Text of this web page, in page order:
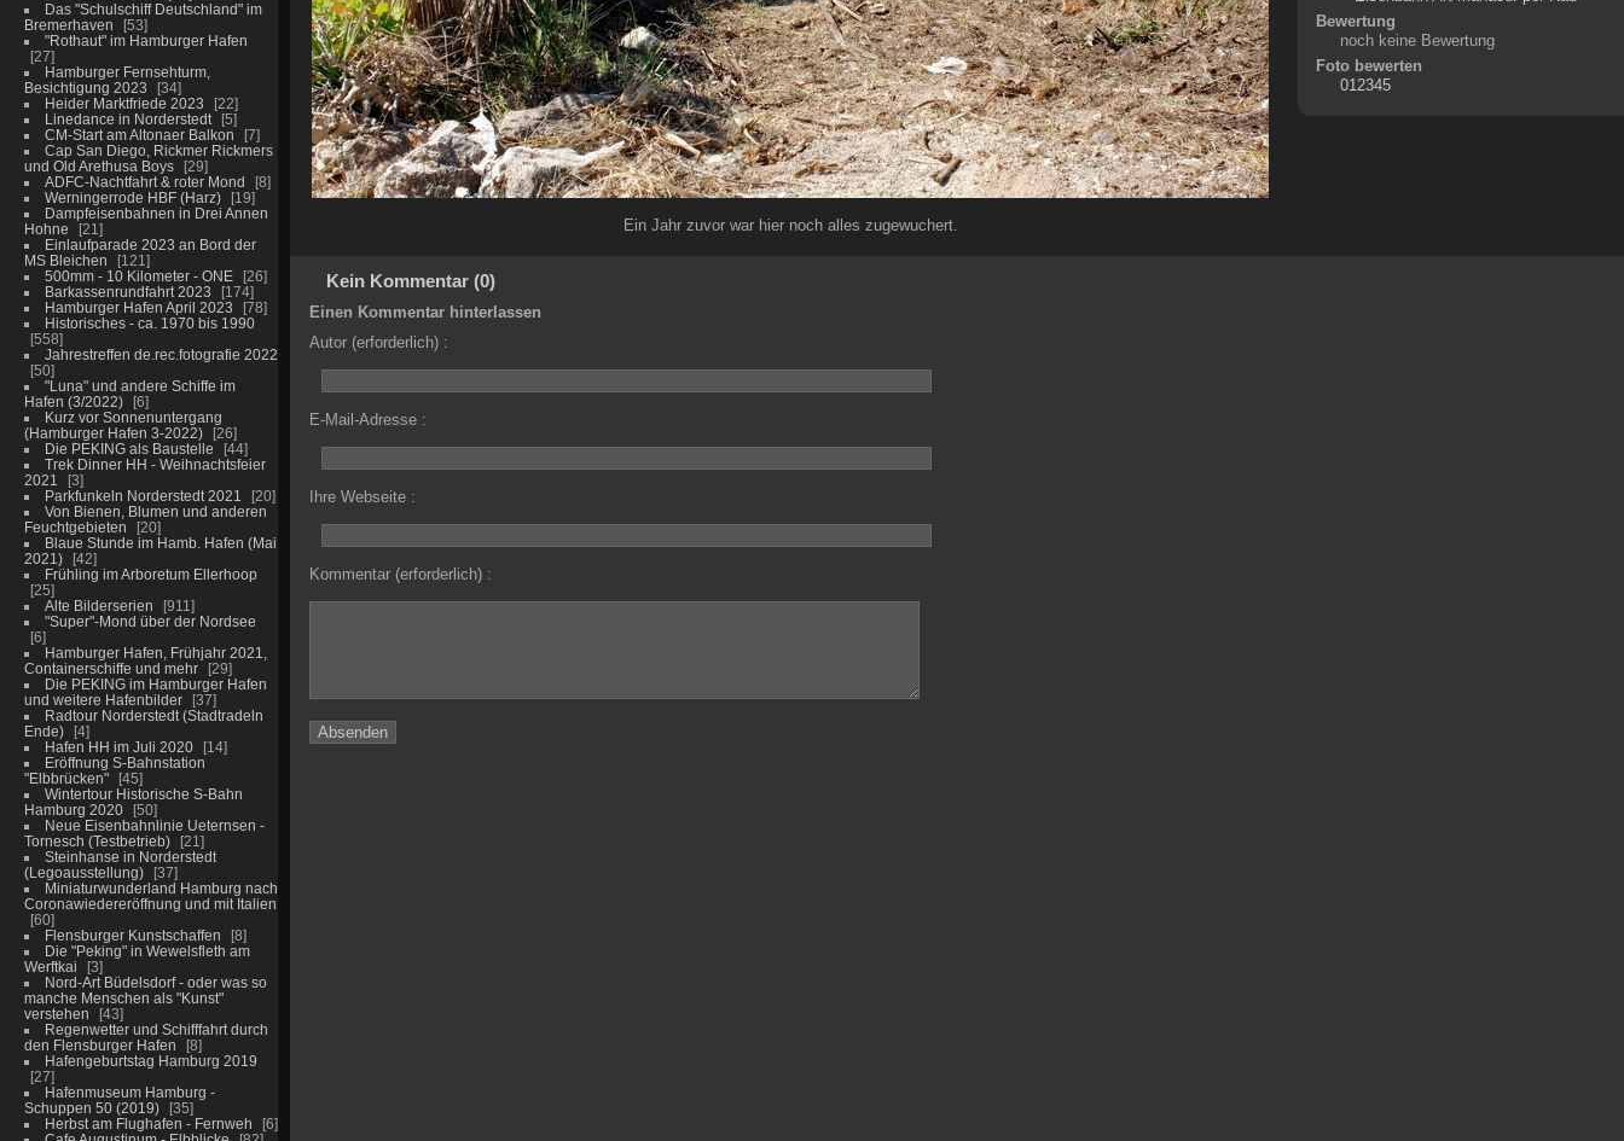
Das "Schulschiff Deutschland" im
Bremerhaven
53
"Rothaut" im Hamburger Hafen
27
Hamburger Fernsehturm,
Besichtigung 2023
34
Heider Marktfriede 2023
22
Linedance in Norderstedt
5
CM-Start am Altonaer Balkon
7
Cap San Diego, Rickmer Rickmers
und Old Arethusa Boys
29
ADFC-Nachtfahrt & roter Mond
8
Werningerrode HBF (Harz)
19
Dampfeisenbahnen in Drei Annen
Hohne
21
Einlaufparade 2023 an Bord der
MS Bleichen
121
500mm - 10 Kilometer - ONE
26
Barkassenrundfahrt 2023
174
Hamburger Hafen April 2023
78
Historisches - ca. 1970 bis 1990
558
Jahrestreffen de.rec.fotografie 2022
50
"Luna" und andere Schiffe im
Hafen (3/2022)
6
Kurz vor Sonnenuntergang
(Hamburger Hafen 3-2022)
26
Die PEKING als Baustelle
44
Trek Dinner HH - Weihnachtsfeier
2021
3
Parkfunkeln Norderstedt 2021
20
Von Bienen, Blumen und anderen
Feuchtgebieten
20
Blaue Stunde im Hamb. Hafen (Mai
2021)
42
Frühling im Arboretum Ellerhoop
25
Alte Bilderserien
911
"Super"-Mond über der Nordsee
6
Hamburger Hafen, Frühjahr 2021,
Containerschiffe und mehr
29
Die PEKING im Hamburger Hafen
und weitere Hafenbilder
37
Radtour Norderstedt (Stadtradeln
Ende)
4
Hafen HH im Juli 2020
14
Eröffnung S-Bahnstation
"Elbbrücken"
45
Wintertour Historische S-Bahn
Hamburg 2020
50
Neue Eisenbahnlinie Ueternsen -
Tornesch (Testbetrieb)
21
Steinhanse in Norderstedt
(Legoausstellung)
37
Miniaturwunderland Hamburg nach
Coronawiedereröffnung und mit Italien
60
Flensburger Kunstschaffen
8
Die "Peking" in Wewelsfleth am
Werftkai
3
Nord-Art Büdelsdorf - oder was so
manche Menschen als "Kunst"
verstehen
43
Regenwetter und Schifffahrt durch
den Flensburger Hafen
8
Hafengeburtstag Hamburg 2019
27
Hafenmuseum Hamburg -
Schuppen 50 (2019)
35
Herbst am Flughafen - Fernweh
6
Ein Jahr zuvor war hier noch alles zugewuchert.
Bewertung
noch keine Bewertung
Foto bewerten
Kein Kommentar (0)
Einen Kommentar hinterlassen
Autor (erforderlich) :
E-Mail-Adresse :
Ihre Webseite :
Kommentar (erforderlich) :